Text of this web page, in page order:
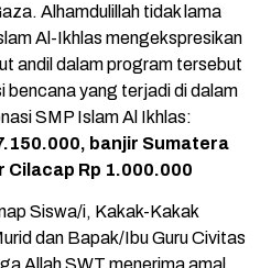
Alhamdulillah tidak lama
Al-Ikhlas mengekspresikan
andil dalam program tersebut
bencana yang terjadi di dalam
SMP Islam Al Ikhlas:
banjir Sumatera
Cilacap Rp 1.000.000
Siswa/i, Kakak-Kakak
dan Bapak/Ibu Guru Civitas
Allah SWT menerima amal